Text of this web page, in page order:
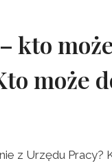
kto
może
z Urzędu Pracy?